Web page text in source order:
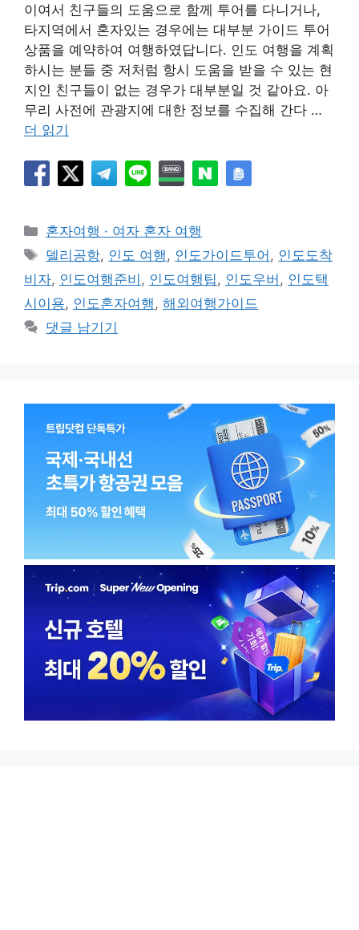
이여서 친구들의 도움으로 함께 투어를 다니거나,
타지역에서 혼자있는 경우에는 대부분 가이드 투어
상품을 예약하여 여행하였답니다. 인도 여행을 계획
하시는 분들 중 저처럼 항시 도움을 받을 수 있는 현
지인 친구들이 없는 경우가 대부분일 것 같아요. 아
무리 사전에 관광지에 대한 정보를 수집해 간다 …
더 읽기
카
테
리
혼자여행 · 여자 혼자 여행
태
그
델리공항, 인도 여행, 인도가이드투어 , 인도도착
비자, 인도여행준비 , 인도여행팁, 인도우버 , 인도택
시이용, 인도혼자여행, 해외여행가이드
댓글 남기기